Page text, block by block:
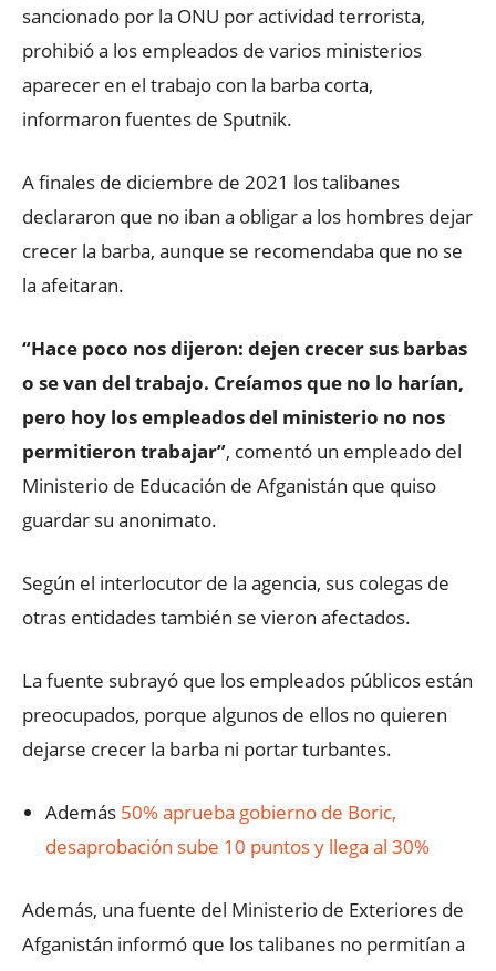
sancionado por la ONU por actividad terrorista,
prohibió a los empleados de varios ministerios
aparecer en el trabajo сon la barba corta,
informaron fuentes de Sputnik.
A finales de diciembre de 2021 los talibanes
declararon que no iban a obligar a los hombres dejar
crecer la barba, aunque se recomendaba que no se
la afeitaran.
“Hace poco nos dijeron: dejen crecer sus barbas
o se van del trabajo. Creíamos que no lo harían,
pero hoy los empleados del ministerio no nos
permitieron trabajar”, comentó un empleado del
Ministerio de Educación de Afganistán que quiso
guardar su anonimato.
Según el interlocutor de la agencia, sus colegas de
otras entidades también se vieron afectados.
La fuente subrayó que los empleados públicos están
preocupados, porque algunos de ellos no quieren
dejarse crecer la barba ni portar turbantes.
Además 50% aprueba gobierno de Boric,
desaprobación sube 10 puntos y llega al 30%
Además, una fuente del Ministerio de Exteriores de
Afganistán informó que los talibanes no permitían a